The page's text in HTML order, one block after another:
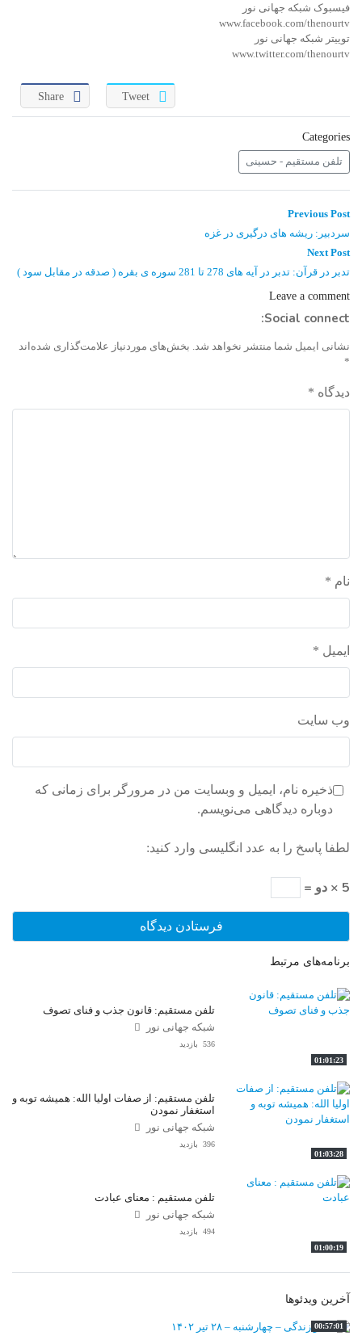
فیسبوک شبکه جهانی نور
www.facebook.com/thenourtv
توییتر شبکه جهانی نور
www.twitter.com/thenourtv
Share Tweet
Categories
تلفن مستقیم - حسینی
راهبری
نوشته
Previous Post
Previous
سردبیر: ریشه های درگیری در غزه
Next Post
Next
post:
تدبر در قرآن: تدبر در آیه های 278 تا 281 سوره ی بقره ( صدقه در مقابل سود )
Leave a comment
Social connect:
نشانی ایمیل شما منتشر نخواهد شد. بخش‌های موردنیاز علامت‌گذاری شده‌اند
*
دیدگاه *
نام *
ایمیل *
وب‌ سایت
ذخیره نام، ایمیل و وبسایت من در مرورگر برای زمانی که
دوباره دیدگاهی می‌نویسم.
لطفا پاسخ را به عدد انگلیسی وارد کنید:
5 × دو =
برنامه‌های مرتبط
01:01:23
تلفن مستقیم: قانون جذب و فنای تصوف
شبکه جهانی نور
536 بازدید
01:03:28
تلفن مستقیم: از صفات اولیا الله: همیشه توبه و
استغفار نمودن
شبکه جهانی نور
396 بازدید
01:00:19
تلفن مستقیم : معنای عبادت
شبکه جهانی نور
494 بازدید
آخرین ویدئوها
00:57:01